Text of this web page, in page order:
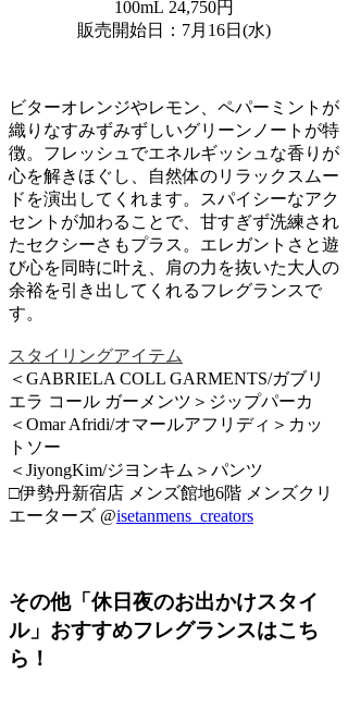
100mL 24,750円
販売開始日：7月16日(水)
ビターオレンジやレモン、ペパーミントが
織りなすみずみずしいグリーンノートが特
徴。フレッシュでエネルギッシュな香りが
心を解きほぐし、自然体のリラックスムー
ドを演出してくれます。スパイシーなアク
セントが加わることで、甘すぎず洗練され
たセクシーさもプラス。エレガントさと遊
び心を同時に叶え、肩の力を抜いた大人の
余裕を引き出してくれるフレグランスで
す。
スタイリングアイテム
＜GABRIELA COLL GARMENTS/ガブリ
エラ コール ガーメンツ＞ジップパーカ
＜Omar Afridi/オマールアフリディ＞カッ
トソー
＜JiyongKim/ジヨンキム＞パンツ
□伊勢丹新宿店 メンズ館地6階 メンズクリ
エーターズ @isetanmens_creators
その他「休日夜のお出かけスタイ
ル」おすすめフレグランスはこち
ら！